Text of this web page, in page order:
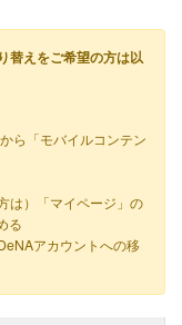
替えをご希望の方は以
ら「モバイルコンテン
は）「マイページ」の
る
アカウントへの移